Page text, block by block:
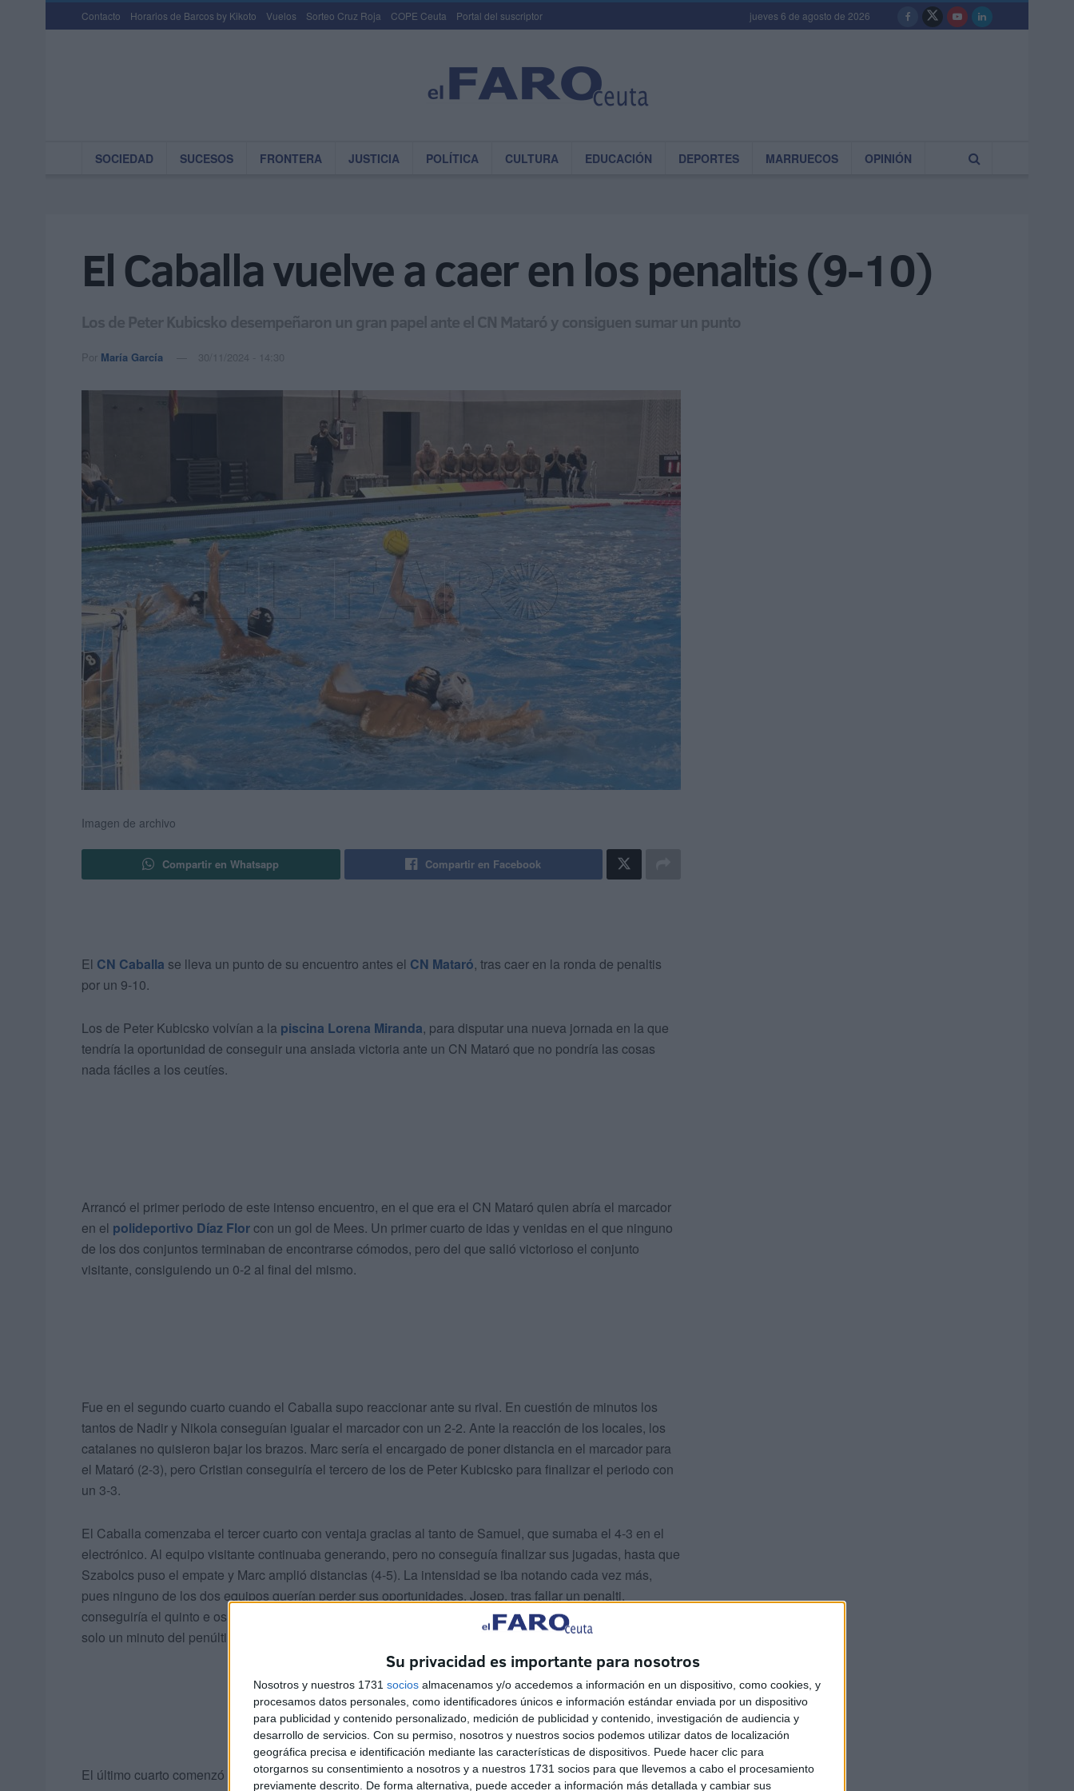
Su privacidad es importante para nosotros
Nosotros y nuestros 1731 socios almacenamos y/o accedemos a información en un dispositivo, como cookies, y
procesamos datos personales, como identificadores únicos e información estándar enviada por un dispositivo
para publicidad y contenido personalizado, medición de publicidad y contenido, investigación de audiencia y
desarrollo de servicios. Con su permiso, nosotros y nuestros socios podemos utilizar datos de localización
geográfica precisa e identificación mediante las características de dispositivos. Puede hacer clic para
otorgarnos su consentimiento a nosotros y a nuestros 1731 socios para que llevemos a cabo el procesamiento
previamente descrito. De forma alternativa, puede acceder a información más detallada y cambiar sus
Contacto Horarios de Barcos by Kikoto Vuelos Sorteo Cruz Roja COPE Ceuta Portal del suscriptor jueves 6 de agosto de 2026
SOCIEDAD SUCESOS FRONTERA JUSTICIA POLÍTICA CULTURA EDUCACIÓN DEPORTES MARRUECOS OPINIÓN
El Caballa vuelve a caer en los penaltis (9-10)
Los de Peter Kubicsko desempeñaron un gran papel ante el CN Mataró y consiguen sumar un punto
Por María García 30/11/2024 - 14:30
Imagen de archivo
Compartir en Whatsapp Compartir en Facebook
El CN Caballa se lleva un punto de su encuentro antes el CN Mataró, tras caer en la ronda de penaltis
por un 9-10.
Los de Peter Kubicsko volvían a la piscina Lorena Miranda, para disputar una nueva jornada en la que
tendría la oportunidad de conseguir una ansiada victoria ante un CN Mataró que no pondría las cosas
nada fáciles a los ceutíes.
Arrancó el primer periodo de este intenso encuentro, en el que era el CN Mataró quien abría el marcador
en el polideportivo Díaz Florcon un gol de Mees. Un primer cuarto de idas y venidas en el que ninguno
de los dos conjuntos terminaban de encontrarse cómodos, pero del que salió victorioso el conjunto
visitante, consiguiendo un 0-2 al final del mismo.
Fue en el segundo cuarto cuando el Caballa supo reaccionar ante su rival. En cuestión de minutos los
tantos de Nadir y Nikola conseguían igualar el marcador con un 2-2. Ante la reacción de los locales, los
catalanes no quisieron bajar los brazos. Marc sería el encargado de poner distancia en el marcador para
el Mataró (2-3), pero Cristian conseguiría el tercero de los de Peter Kubicsko para finalizar el periodo con
un 3-3.
El Caballa comenzaba el tercer cuarto con ventaja gracias al tanto de Samuel, que sumaba el 4-3 en el
electrónico. Al equipo visitante continuaba generando, pero no conseguía finalizar sus jugadas, hasta que
Szabolcs puso el empate y Marc amplió distancias (4-5). La intensidad se iba notando cada vez más,
pues ninguno de los dos equipos querían perder sus oportunidades. Josep, tras fallar un penalti,
conseguiría el quinto e os ceutíes. Ante ello, el Mataró supo reaccionar con el gol de Gerard (5-6) a tan
solo un minuto del penúltimo cuarto.
El último cuarto comenzó con la misma sintonía que lo hizo el tercero. Juan Carlos era el encargado de